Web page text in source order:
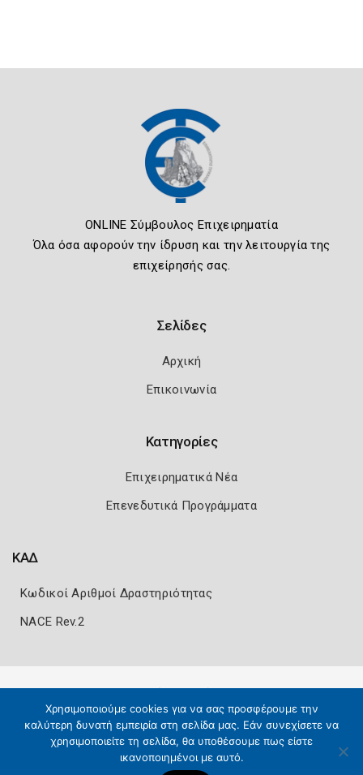
ONLINE Σύμβουλος Επιχειρηματία
Όλα όσα αφορούν την ίδρυση και την λειτουργία της
επιχείρησής σας.
Σελίδες
Αρχική
Επικοινωνία
Κατηγορίες
Επιχειρηματικά Νέα
Επενεδυτικά Προγράμματα
ΚΑΔ
Κωδικοί Αριθμοί Δραστηριότητας
NACE Rev.2
Χρησιμοποιούμε cookies για να σας προσφέρουμε την
καλύτερη δυνατή εμπειρία στη σελίδα μας. Εάν συνεχίσετε να
χρησιμοποιείτε τη σελίδα, θα υποθέσουμε πως είστε
ικανοποιημένοι με αυτό.
Copyright 2026 Knowledge A.E.